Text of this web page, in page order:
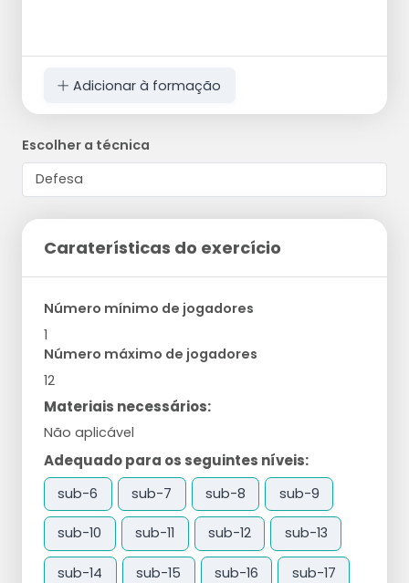
Adicionar à formação
Escolher a técnica
Caraterísticas do exercício
Número mínimo de jogadores
1
Número máximo de jogadores
12
Materiais necessários:
Não aplicável
Adequado para os seguintes níveis:
sub-6 sub-7 sub-8 sub-9
sub-10 sub-11 sub-12 sub-13
sub-14 sub-15 sub-16 sub-17